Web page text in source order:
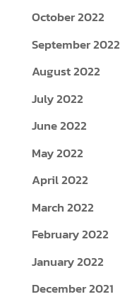
October 2022
September 2022
August 2022
July 2022
June 2022
May 2022
April 2022
March 2022
February 2022
January 2022
December 2021